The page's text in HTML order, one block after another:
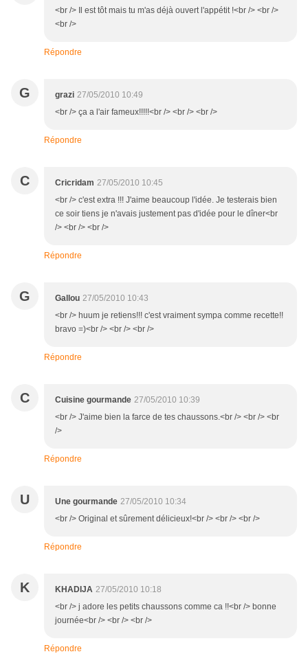
<br /> Il est tôt mais tu m'as déjà ouvert l'appétit !<br /> <br />
<br />
Répondre
G grazi 27/05/2010 10:49
<br /> ça a l'air fameux!!!!!<br /> <br /> <br />
Répondre
C Cricridam 27/05/2010 10:45
<br /> c'est extra !!! J'aime beaucoup l'idée. Je testerais bien
ce soir tiens je n'avais justement pas d'idée pour le dîner<br
/> <br /> <br />
Répondre
G Gallou 27/05/2010 10:43
<br /> huum je retiens!!! c'est vraiment sympa comme recette!!
bravo =)<br /> <br /> <br />
Répondre
C Cuisine gourmande 27/05/2010 10:39
<br /> J'aime bien la farce de tes chaussons.<br /> <br /> <br
/>
Répondre
U Une gourmande 27/05/2010 10:34
<br /> Original et sûrement délicieux!<br /> <br /> <br />
Répondre
K KHADIJA 27/05/2010 10:18
<br /> j adore les petits chaussons comme ca !!<br /> bonne
journée<br /> <br /> <br />
Répondre